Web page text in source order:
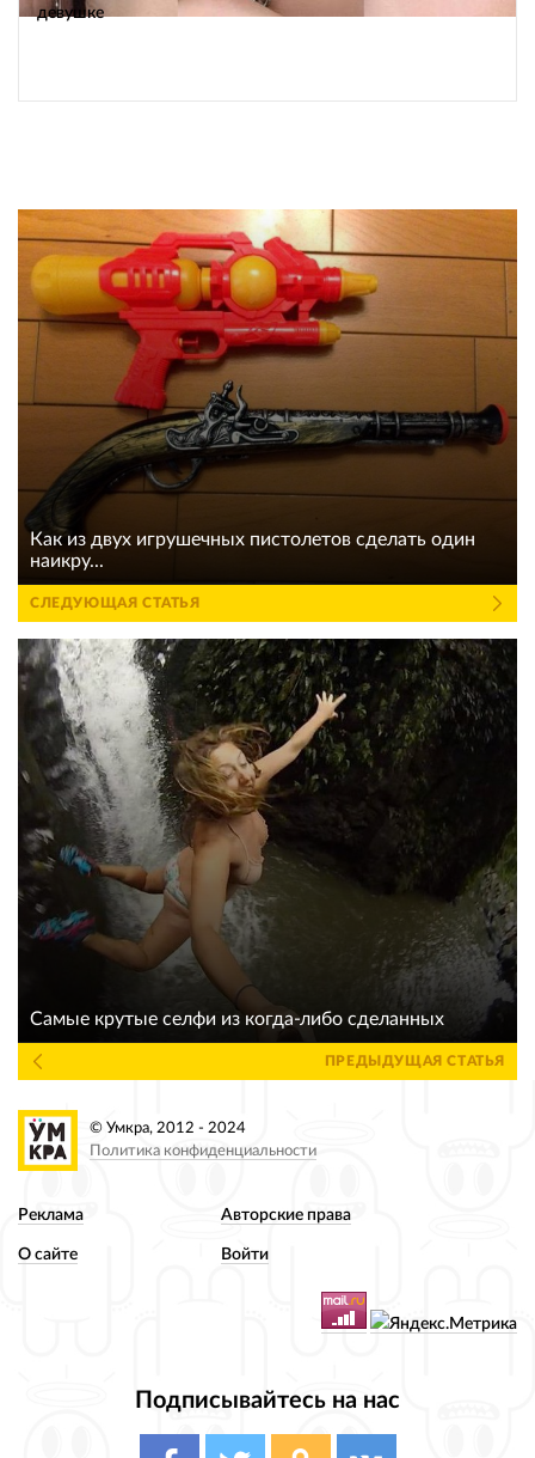
девушке
Как из двух игрушечных пистолетов сделать один
наикру...
СЛЕДУЮЩАЯ СТАТЬЯ
Самые крутые селфи из когда-либо сделанных
ПРЕДЫДУЩАЯ СТАТЬЯ
Реклама Авторские права
О сайте Войти
Подписывайтесь на нас
© Умкра, 2012 - 2024
Политика конфиденциальности